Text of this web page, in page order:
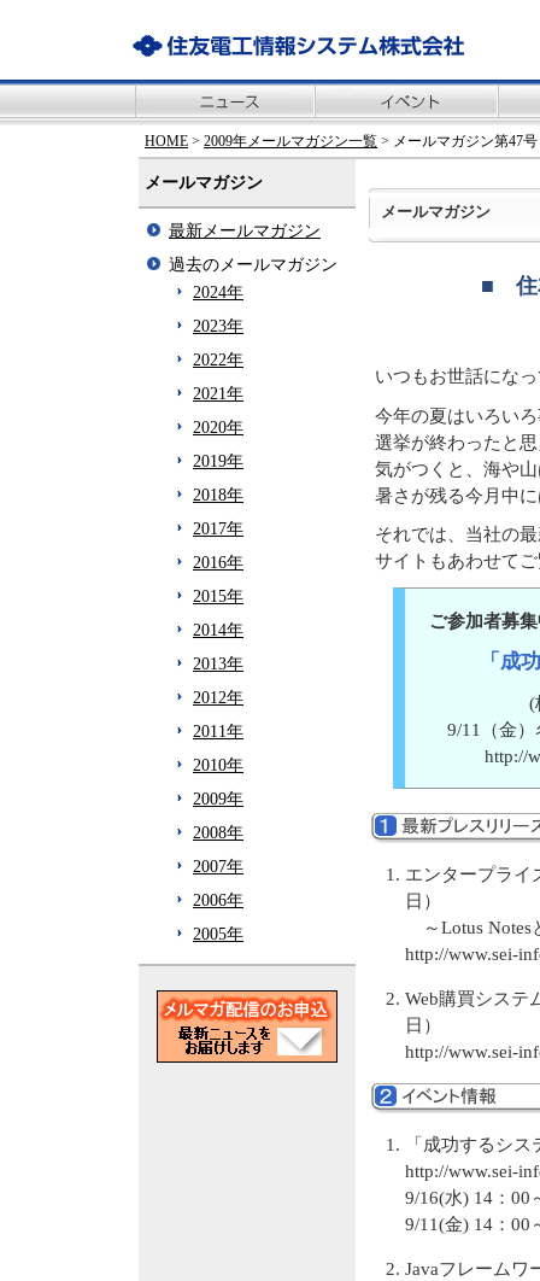
HOME > 2009年メールマガジン一覧 > メールマガジン第47号
メールマガジン
最新メールマガジン
過去のメールマガジン
2024年
2023年
2022年
2021年
2020年
2019年
2018年
2017年
2016年
2015年
2014年
2013年
2012年
2011年
2010年
2009年
2008年
2007年
2006年
2005年
メールマガジン
■ 住
いつもお世話にな
今年の夏はいろい
選挙が終わったと
気がつくと、海や
暑さが残る今月中
それでは、当社の
サイトもあわせて
ご参加者募
「成
(
9/11（金
http://
エンタープライ
日）
～Lotus Notes
http://www.sei-
Web購買システ
日）
http://www.sei-
「成功するシ
http://www.sei-
9/16(水) 14：
9/11(金) 14：
Javaフレームワ